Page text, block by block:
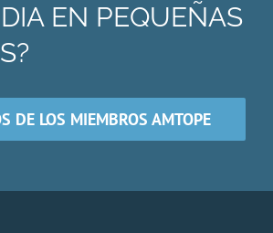
EN PEQUEÑAS
DE LOS MIEMBROS AMTOPE